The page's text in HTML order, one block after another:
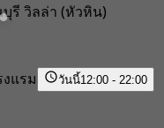
รี วิลล่า (หัวหิน)
แรม วันนี้12:00 - 22:00